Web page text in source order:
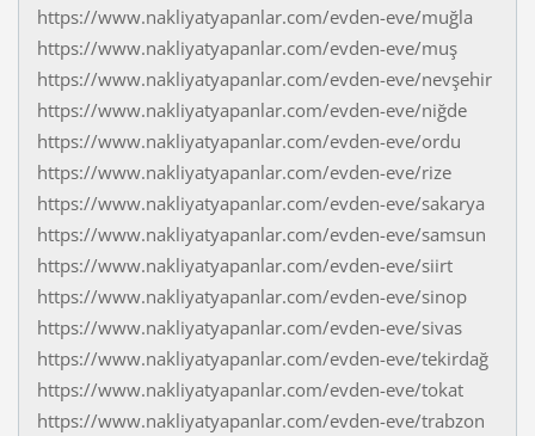
https://www.nakliyatyapanlar.com/evden-eve/muğla
https://www.nakliyatyapanlar.com/evden-eve/muş
https://www.nakliyatyapanlar.com/evden-eve/nevşehir
https://www.nakliyatyapanlar.com/evden-eve/niğde
https://www.nakliyatyapanlar.com/evden-eve/ordu
https://www.nakliyatyapanlar.com/evden-eve/rize
https://www.nakliyatyapanlar.com/evden-eve/sakarya
https://www.nakliyatyapanlar.com/evden-eve/samsun
https://www.nakliyatyapanlar.com/evden-eve/siirt
https://www.nakliyatyapanlar.com/evden-eve/sinop
https://www.nakliyatyapanlar.com/evden-eve/sivas
https://www.nakliyatyapanlar.com/evden-eve/tekirdağ
https://www.nakliyatyapanlar.com/evden-eve/tokat
https://www.nakliyatyapanlar.com/evden-eve/trabzon